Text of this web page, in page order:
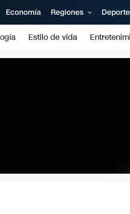
Economía Regiones
Estilo de vida